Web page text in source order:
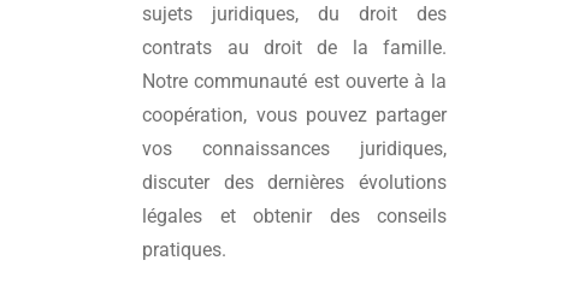
sujets juridiques, du droit des
contrats au droit de la famille.
Notre communauté est ouverte à la
coopération, vous pouvez partager
vos connaissances juridiques,
discuter des dernières évolutions
légales et obtenir des conseils
pratiques.